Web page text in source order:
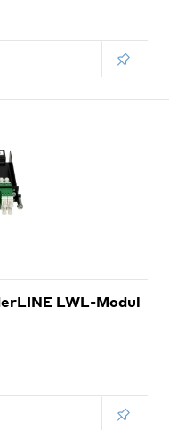
LWL-Modul